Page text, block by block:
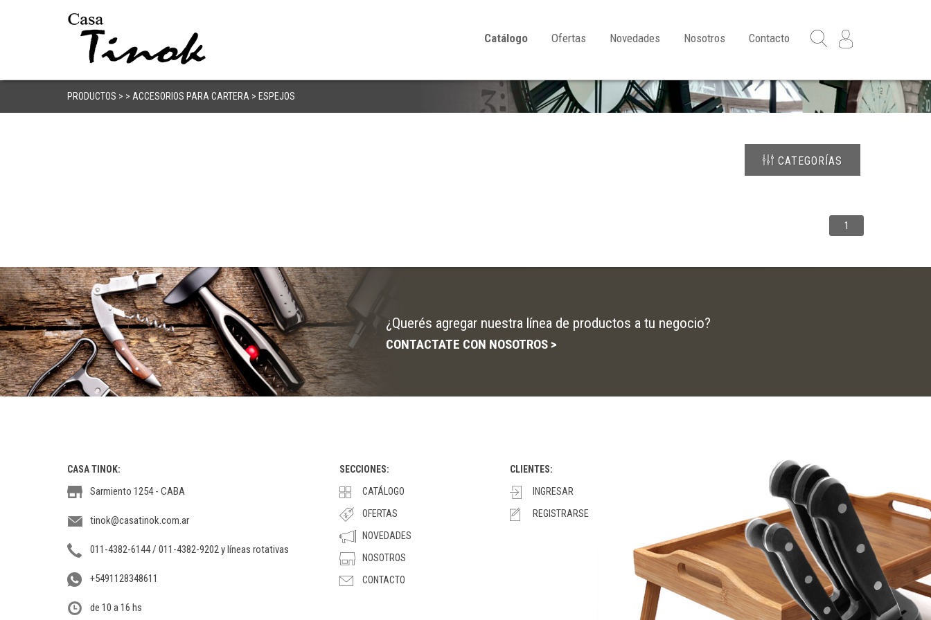
Catálogo Ofertas Novedades Nosotros Contacto
PRODUCTOS > > ACCESORIOS PARA CARTERA > ESPEJOS
CATEGORÍAS
1
¿Querés agregar nuestra línea de productos a tu negocio?
CONTACTATE CON NOSOTROS >
CASA TINOK:
Sarmiento 1254 - CABA
tinok@casatinok.com.ar
011-4382-6144 / 011-4382-9202 y líneas rotativas
+5491128348611
de 10 a 16 hs
SECCIONES:
CATÁLOGO
OFERTAS
NOVEDADES
NOSOTROS
CONTACTO
CLIENTES:
INGRESAR
REGISTRARSE